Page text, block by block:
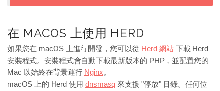
在 MACOS 上使用 HERD
如果您在 macOS 上進行開發，您可以從 Herd 網站 下載 Herd
安裝程式。安裝程式會自動下載最新版本的 PHP，並配置您的
Mac 以始終在背景運行 Nginx。
macOS 上的 Herd 使用 dnsmasq 來支援 "停放" 目錄。任何位